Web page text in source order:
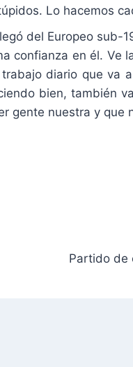
Lo hacemos
del Europeo
confianza en él.
diario que va
bien, también
gente nuestra y que
Partido de